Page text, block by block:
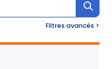
Filtres avancés >